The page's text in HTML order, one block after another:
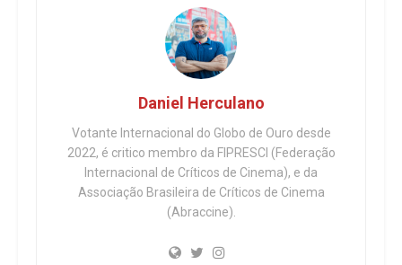
Daniel Herculano
Votante Internacional do Globo de Ouro desde
2022, é critico membro da FIPRESCI (Federação
Internacional de Críticos de Cinema), e da
Associação Brasileira de Críticos de Cinema
(Abraccine).